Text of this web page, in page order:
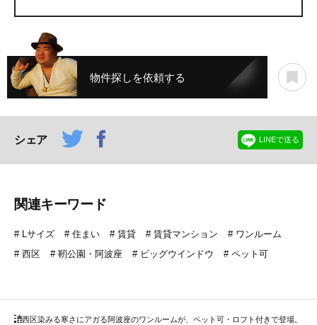
物件探しを依頼する
シェア LINEで送る
関連キーワード
Lサイズ 住まい 賃貸 賃貸マンション
ワンルーム
西区
靭公園・阿波座 ビッグウインドウ ペット可
染みる寒さにアガる阿波座のワンルームが、ペット可・ロフト付きで登場。
西区